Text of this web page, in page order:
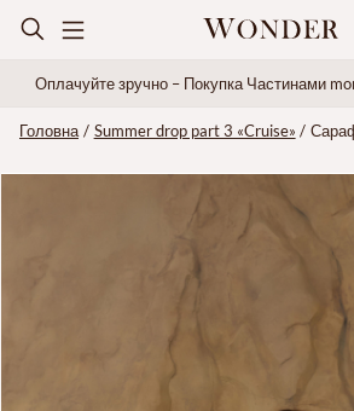
Оплачуйте зручно – Покупка Частинами
Головна Summer drop part 3 «Cruise»